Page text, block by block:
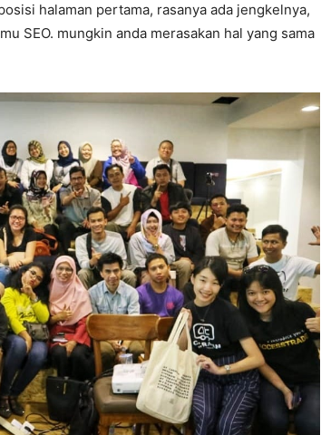
halaman pertama, rasanya ada jengkelnya,
SEO. mungkin anda merasakan hal yang sama